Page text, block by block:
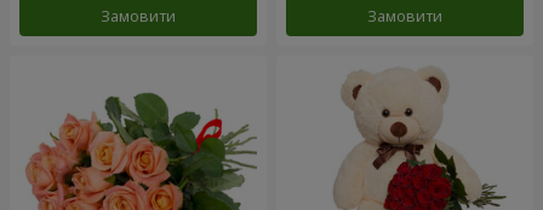
Замовити Замовити